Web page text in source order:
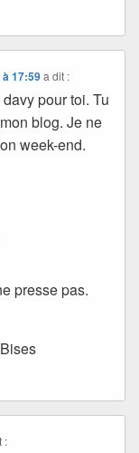
à 17:59 a dit :
pour toi. Tu
blog. Je ne
week-end.
presse pas.
: